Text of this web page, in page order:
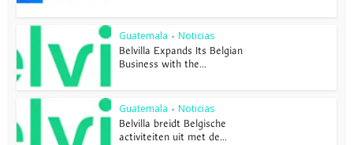
Guatemala • Noticias
Belvilla Expands Its Belgian
Business with the...
Guatemala • Noticias
Belvilla breidt Belgische
activiteiten uit met de...